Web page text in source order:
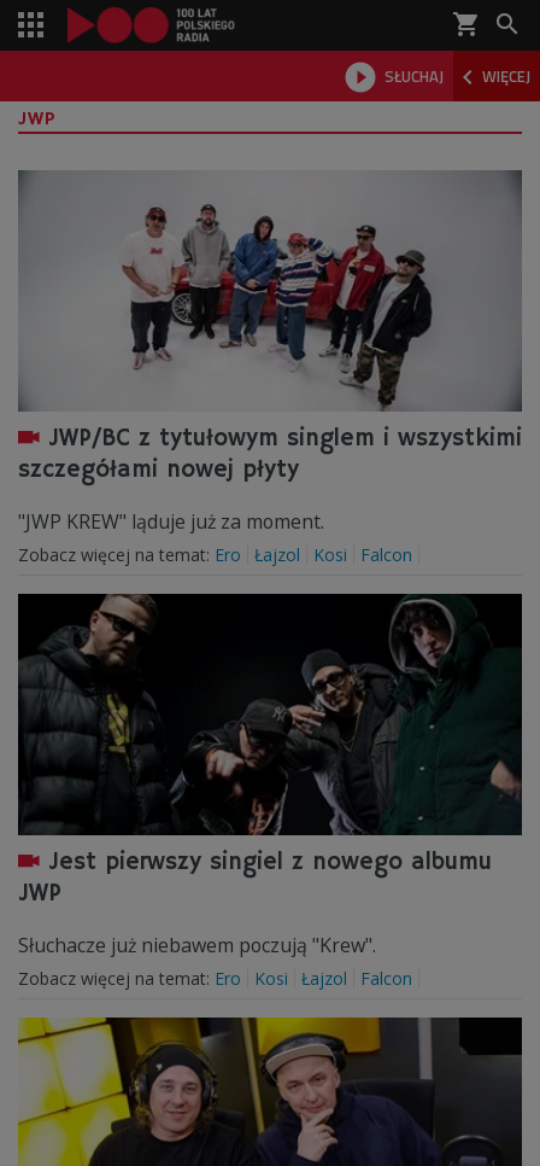
shopping_cart 
 SŁUCHAJ  WIĘCEJ

JWP
JWP/BC z tytułowym singlem i wszystkimi
szczegółami nowej płyty
"JWP KREW" ląduje już za moment.
Zobacz więcej na temat: Ero Łajzol Kosi Falcon
Jest pierwszy singiel z nowego albumu
JWP
Słuchacze już niebawem poczują "Krew".
Zobacz więcej na temat: Ero Kosi Łajzol Falcon